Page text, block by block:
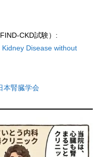
CKD試験）:
Disease without
本腎臓学会